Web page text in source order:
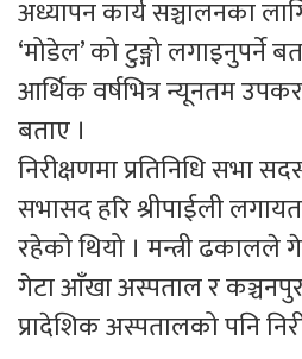
अध्यापन कार्य सञ्चालनका
‘मोडेल’ को टुङ्गो लगाइनुपर्ने
आर्थिक वर्षभित्र न्यूनतम
बताए ।
निरीक्षणमा प्रतिनिधि सभा
सभासद हरि श्रीपाईली
रहेको थियो । मन्त्री
गेटा आँखा अस्पताल र
प्रादेशिक अस्पतालको पनि